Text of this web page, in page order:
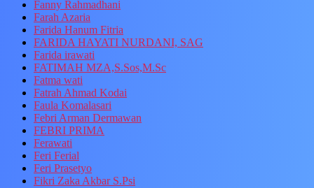
Fanny Rahmadhani
Farah Azaria
Farida Hanum Fitria
FARIDA HAYATI NURDANI, SAG
Farida irawati
FATIMAH MZA,S.Sos,M.Sc
Fatma wati
Fatrah Ahmad Kodai
Faula Komalasari
Febri Arman Dermawan
FEBRI PRIMA
Ferawati
Feri Ferial
Feri Prasetyo
Fikri Zaka Akbar S.Psi